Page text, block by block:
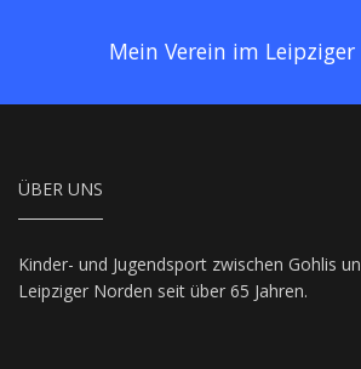
Mein Verein im
ÜBER UNS
Kinder- und Jugendsport zwischen Gohlis
Leipziger Norden seit über 65 Jahren.